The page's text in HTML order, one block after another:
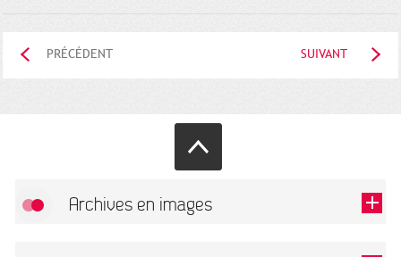
PRÉCÉDENT SUIVANT
Archives en images